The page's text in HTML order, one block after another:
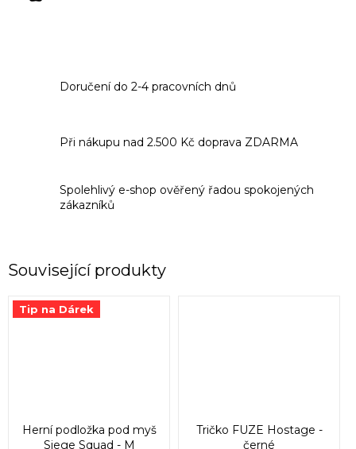
Doručení do 2-4 pracovních dnů
Při nákupu nad 2.500 Kč doprava ZDARMA
Spolehlivý e-shop ověřený řadou spokojených
zákazníků
Související produkty
Tip na Dárek
Herní podložka pod myš
Siege Squad - M
Tričko FUZE Hostage -
černé